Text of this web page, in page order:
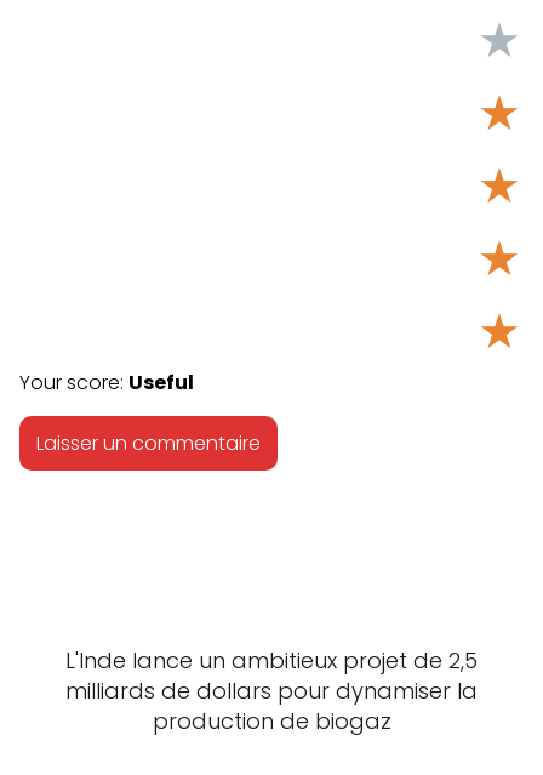
★
★
★
★
★
Your score: Useful
L'Inde lance un ambitieux projet de 2,5
milliards de dollars pour dynamiser la
production de biogaz